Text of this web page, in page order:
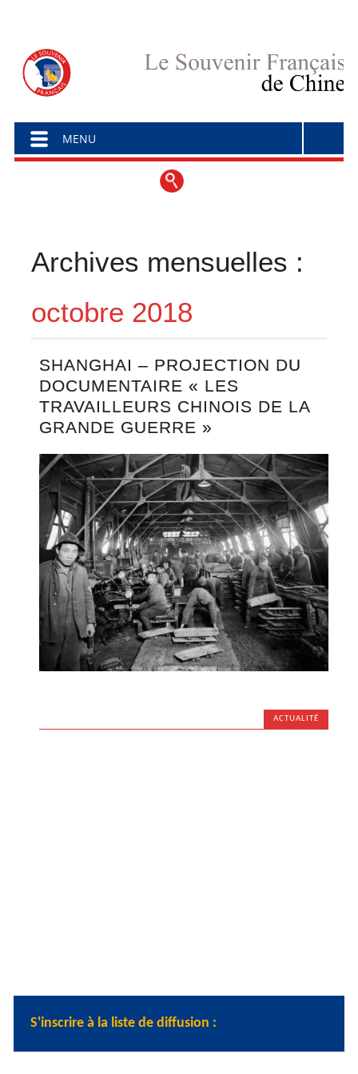
Menu principal
Aller au contenu
MENU
Archives mensuelles :
octobre 2018
SHANGHAI – PROJECTION DU
DOCUMENTAIRE « LES
TRAVAILLEURS CHINOIS DE LA
GRANDE GUERRE »
ACTUALITÉ
S'inscrire à la liste de diffusion :